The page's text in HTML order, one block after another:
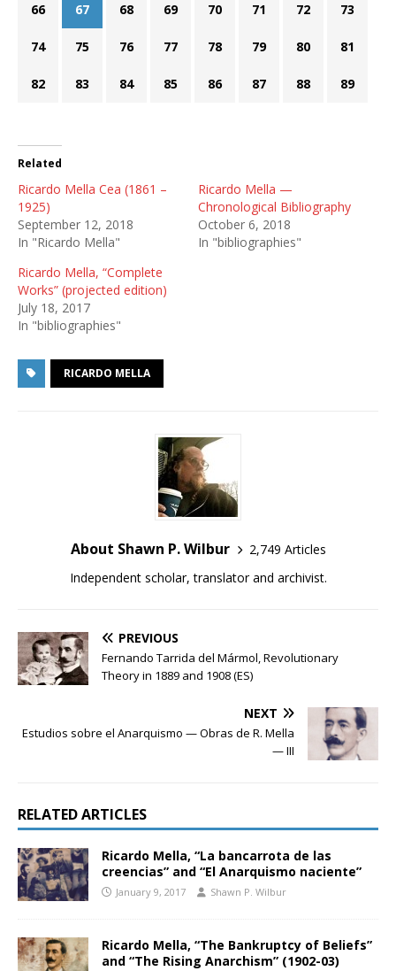
66 67 68 69 70 71 72 73
74 75 76 77 78 79 80 81
82 83 84 85 86 87 88 89
Related
Ricardo Mella Cea (1861 –
1925)
September 12, 2018
In "Ricardo Mella"
Ricardo Mella —
Chronological Bibliography
October 6, 2018
In "bibliographies"
Ricardo Mella, “Complete
Works” (projected edition)
July 18, 2017
In "bibliographies"
RICARDO MELLA
About Shawn P. Wilbur
2,749 Articles
Independent scholar, translator and archivist.
PREVIOUS
Fernando Tarrida del Mármol, Revolutionary
Theory in 1889 and 1908 (ES)
NEXT
Estudios sobre el Anarquismo — Obras de R. Mella
— III
RELATED ARTICLES
Ricardo Mella, “La bancarrota de las
creencias” and “El Anarquismo naciente”
January 9, 2017 Shawn P. Wilbur
Ricardo Mella, “The Bankruptcy of Beliefs”
and “The Rising Anarchism” (1902-03)